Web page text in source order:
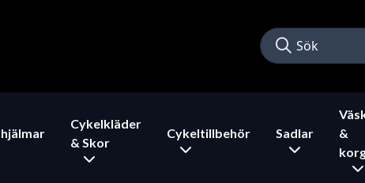
Cykelkläder
& Skor
Cykeltillbehör Sadlar
&